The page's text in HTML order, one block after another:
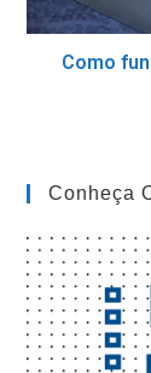
Como
Conheça